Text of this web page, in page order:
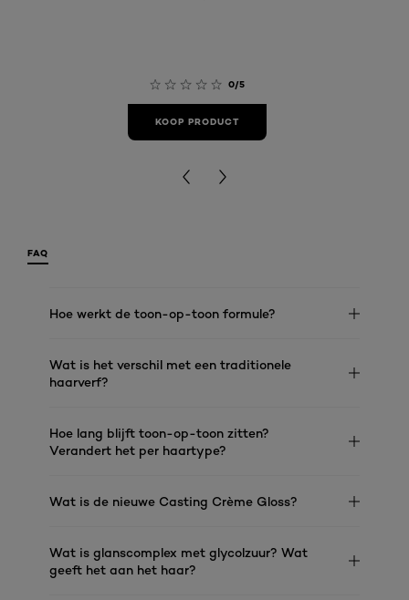
0/5
KOOP PRODUCT
FAQ
Hoe werkt de toon-op-toon formule?
Wat is het verschil met een traditionele
haarverf?
Hoe lang blijft toon-op-toon zitten?
Verandert het per haartype?
Wat is de nieuwe Casting Crème Gloss?
Wat is glanscomplex met glycolzuur? Wat
geeft het aan het haar?